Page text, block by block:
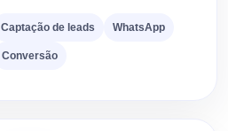
Captação de leads WhatsApp
Conversão